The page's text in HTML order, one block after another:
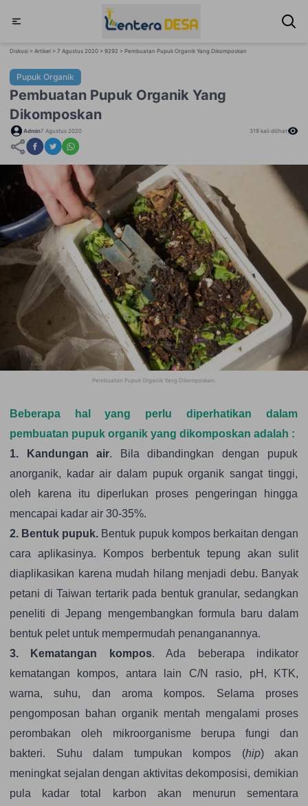
Diskusi > Artikel > 7 Agustus 2020 > 9292 > Pembuatan Pupuk Organik Yang Dikomposkan
Pupuk Organik
Pembuatan Pupuk Organik Yang
Dikomposkan
Admin7 Agustus 2020 319 kali dilihat
Pembuatan Pupuk Organik Yang Dikomposkan
Beberapa hal yang perlu diperhatikan dalam
pembuatan pupuk organik yang dikomposkan adalah :
1. Kandungan air. Bila dibandingkan dengan pupuk
anorganik, kadar air dalam pupuk organik sangat tinggi,
oleh karena itu diperlukan proses pengeringan hingga
mencapai kadar air 30-35%.
2. Bentuk pupuk. Bentuk pupuk kompos berkaitan dengan
cara aplikasinya. Kompos berbentuk tepung akan sulit
diaplikasikan karena mudah hilang menjadi debu. Banyak
petani di Taiwan tertarik pada bentuk granular, sedangkan
peneliti di Jepang mengembangkan formula baru dalam
bentuk pelet untuk mempermudah penanganannya.
3. Kematangan kompos. Ada beberapa indikator
kematangan kompos, antara lain C/N rasio, pH, KTK,
warna, suhu, dan aroma kompos. Selama proses
pengomposan bahan organik mentah mengalami proses
perombakan oleh mikroorganisme berupa fungi dan
bakteri. Suhu dalam tumpukan kompos (hip) akan
meningkat sejalan dengan aktivitas dekomposisi, demikian
pula kadar total karbon akan menurun sementara